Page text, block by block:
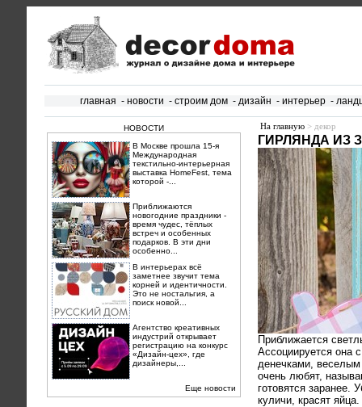
главная - новости - строим дом - дизайн - интерьер -
НОВОСТИ
В Москве прошла 15‑я
Международная
текстильно‑интерьерная
выставка HomeFest, тема
которой -...
Приближаются
новогодние праздники -
время чудес, тёплых
встреч и особенных
подарков. В эти дни
особенно...
В интерьерах всё
заметнее звучит тема
корней и идентичности.
Это не ностальгия, а
поиск новой...
Агентство креативных
индустрий открывает
регистрацию на конкурс
«Дизайн-цех», где
дизайнеры,...
Еще новости
На главную > декор
ГИРЛЯНДА ИЗ
Приближается
Ассоциируется она
денечками,
очень любят,
готовятся заранее.
куличи, красят яйца.